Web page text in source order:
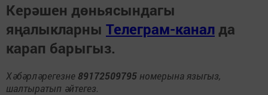
Керәшен дөньясындагы
яңалыкларны Телеграм-канал да
карап барыгыз.
Хәбәрләрегезне 89172509795 номерына языгыз,
шалтыратып әйтегез.